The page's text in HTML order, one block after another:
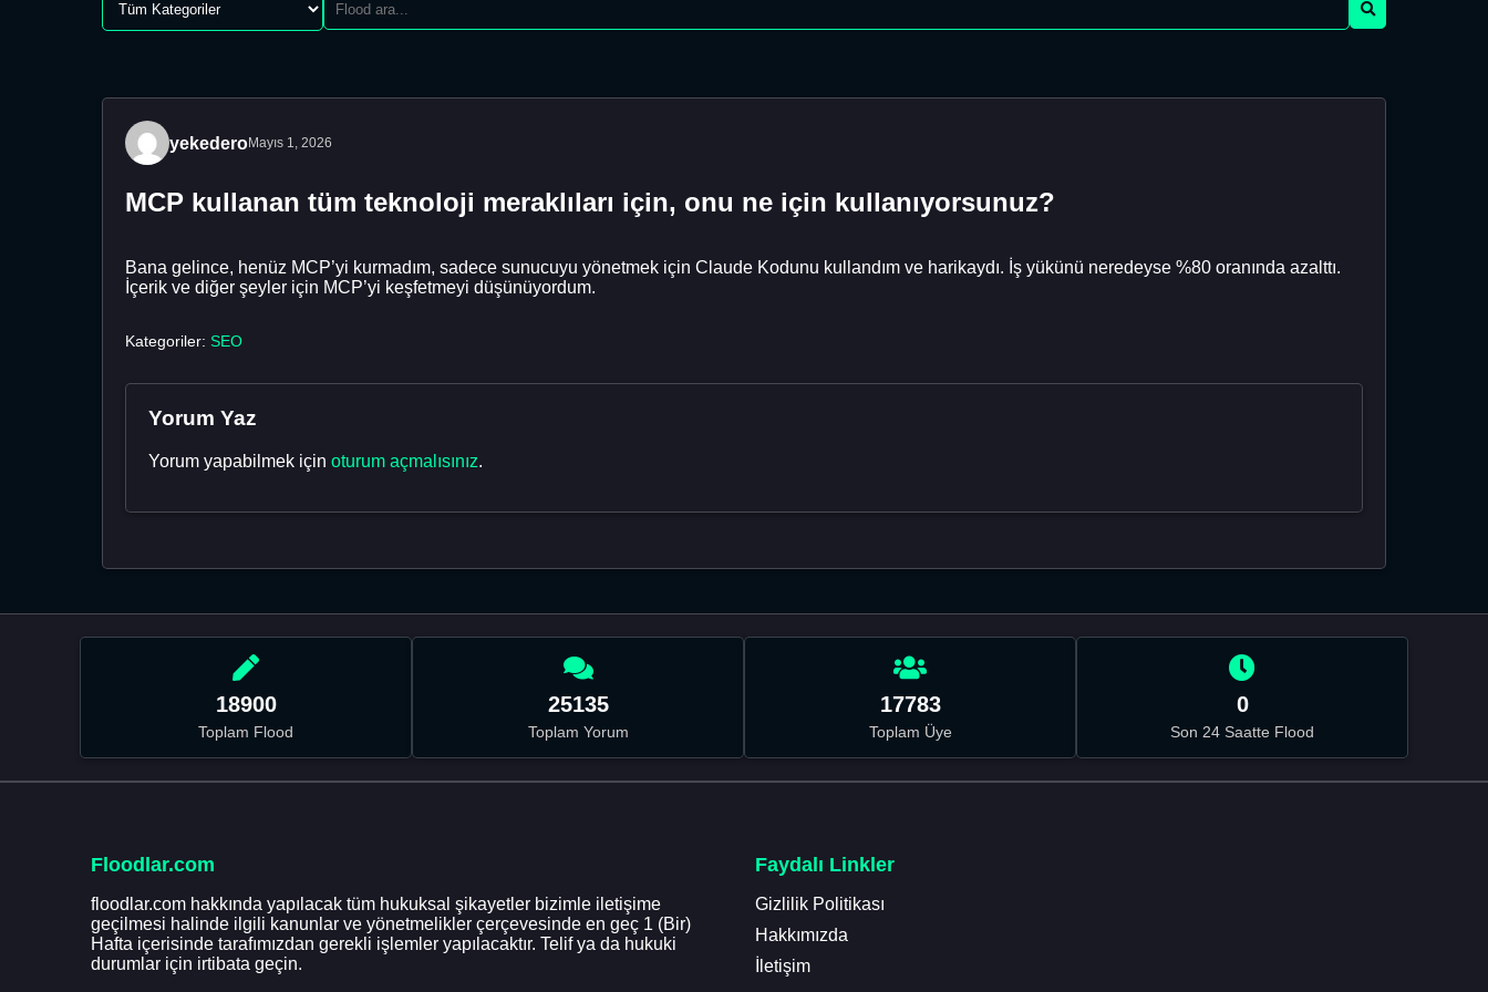
yekederoMayıs 1, 2026
MCP kullanan tüm teknoloji meraklıları için, onu ne için kullanıyorsunuz?
Bana gelince, henüz MCP’yi kurmadım, sadece sunucuyu yönetmek için Claude Kodunu kullandım ve harikaydı. İş yükünü neredeyse %80 oranında azalttı.
İçerik ve diğer şeyler için MCP’yi keşfetmeyi düşünüyordum.
Kategoriler: SEO
Yorum Yaz
Yorum yapabilmek için oturum açmalısınız.
18900
Toplam Flood
25135
Toplam Yorum
17783
Toplam Üye
0
Son 24 Saatte Flood
Floodlar.com
floodlar.com hakkında yapılacak tüm hukuksal şikayetler bizimle iletişime
geçilmesi halinde ilgili kanunlar ve yönetmelikler çerçevesinde en geç 1 (Bir)
Hafta içerisinde tarafımızdan gerekli işlemler yapılacaktır. Telif ya da hukuki
durumlar için irtibata geçin.
Faydalı Linkler
Gizlilik Politikası
Hakkımızda
İletişim